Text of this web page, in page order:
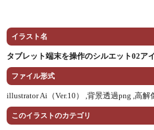
イラスト名
タブレット端末を操作のシルエット02ア
ファイル形式
illustrator Ai（Ver.10） ,背景透過png ,高解
このイラストのカテゴリ